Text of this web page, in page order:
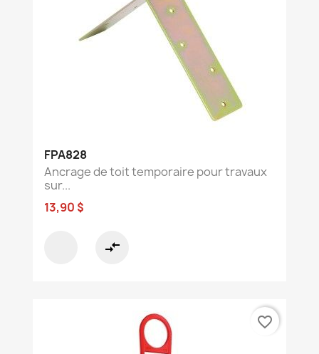
FPA828
Ancrage de toit temporaire pour travaux
sur...
13,90 $
compare_arrows
favorite_border